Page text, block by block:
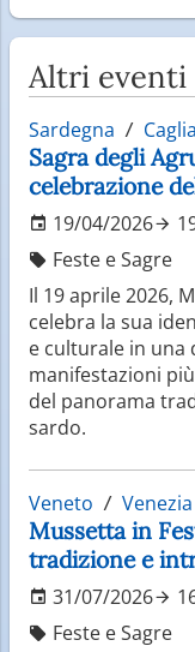
Altri eventi
Sardegna
Sagra degli
celebrazione
19/04/2026
Feste e Sagre
Il 19 aprile 2026,
celebra la sua
e culturale in una
manifestazioni
del panorama
sardo.
Veneto Venezia
Mussetta in
tradizione e
31/07/2026
Feste e Sagre